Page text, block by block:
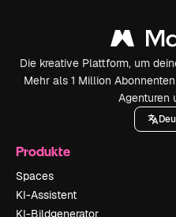
Die kreative Plattform, um
Mehr als 1 Million
Agenturen
Produkte
Spaces
KI-Assistent
KI-Bildgenerator